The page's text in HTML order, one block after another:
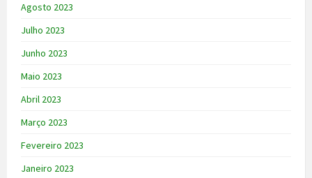
Agosto 2023
Julho 2023
Junho 2023
Maio 2023
Abril 2023
Março 2023
Fevereiro 2023
Janeiro 2023